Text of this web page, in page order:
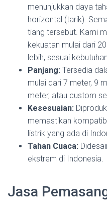
menunjukkan daya
horizontal (tarik).
tiang tersebut. Kami
kekuatan mulai dari
lebih, sesuai
Panjang: Tersedia
mulai dari 7 meter, 9
meter, atau custom
Kesesuaian:
memastikan
listrik yang ada di
Tahan Cuaca:
ekstrem di Indonesia.
Jasa